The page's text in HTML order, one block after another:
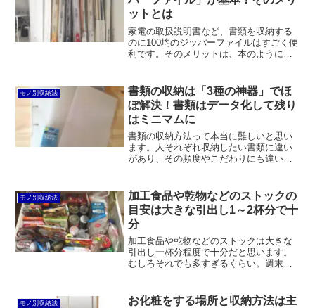
いと思います。
ットとは
家電の取扱説明書など、書類を収納する
のに100均のジッパーファイルはすごく便
利です。そのメリットは、本のように立
要、必要な書類を探しやすい、落として
も壊れにくい、百均なので気軽に買い揃
えられるなどです。
モノ別収納法
書類の収納は「3種の神器」でほ
ぼ解決！書類はデータ化して残り
はミニマムに
書類の収納方法って本当に難しいと思い
ます。人それぞれ収納したい書類に違い
があり、その頻度やこだわりにも違いが
れを言ったら書類以外のほうが人によっ
てニーズが異なるためもっ...
モノ別収納法
加工食品や乾物などのストックの
目安は大きな引出し1～2杯分で十
分
加工食品や乾物などのストックは大きな
引出し一杯分程度で十分だと思います。
むしろそれでも多すぎるくらい。週末に
ら収納グッズも必要ありません。
モノ別収納法
お化粧をする場所と収納方法は主